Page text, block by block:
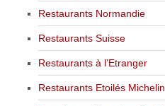
Restaurants Normandie
Restaurants Suisse
Restaurants à l’Etranger
Restaurants Etoilés Michelin